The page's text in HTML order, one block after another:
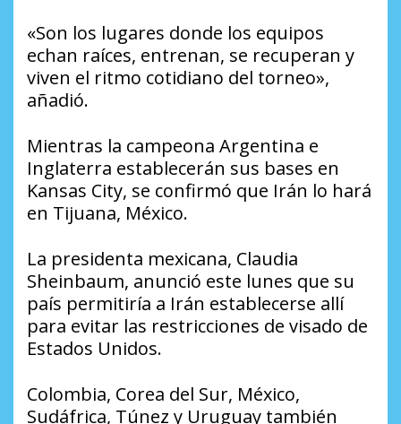
«Son los lugares donde los equipos
echan raíces, entrenan, se recuperan y
viven el ritmo cotidiano del torneo»,
añadió.
Mientras la campeona Argentina e
Inglaterra establecerán sus bases en
Kansas City, se confirmó que Irán lo hará
en Tijuana, México.
La presidenta mexicana, Claudia
Sheinbaum, anunció este lunes que su
país permitiría a Irán establecerse allí
para evitar las restricciones de visado de
Estados Unidos.
Colombia, Corea del Sur, México,
Sudáfrica, Túnez y Uruguay también